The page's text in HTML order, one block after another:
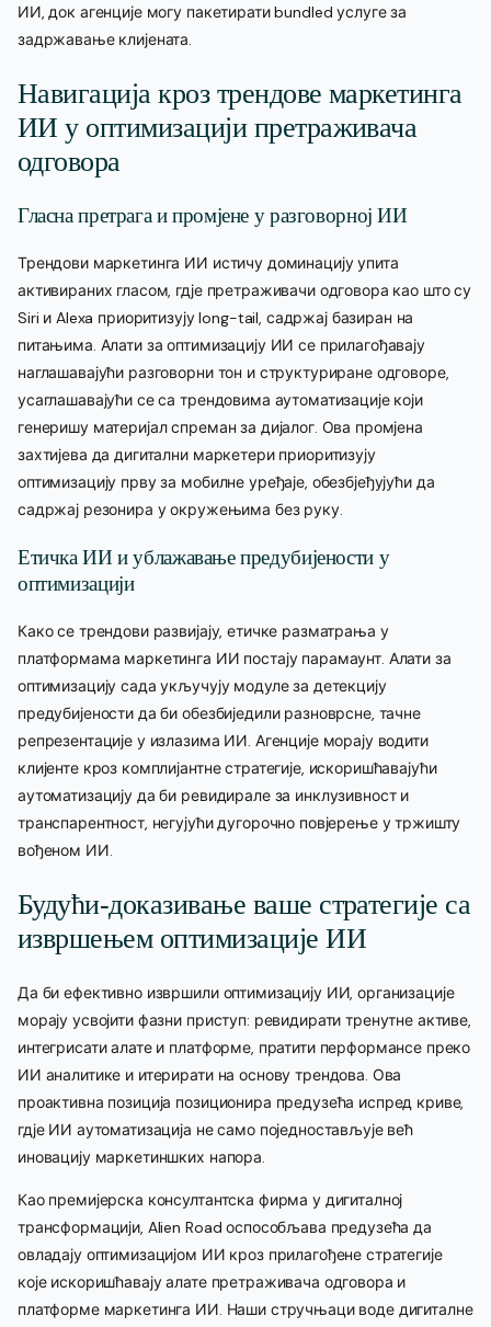
ИИ, док агенције могу пакетирати bundled услуге за
задржавање клијената.
Навигација кроз трендове маркетинга
ИИ у оптимизацији претраживача
одговора
Гласна претрага и промјене у разговорној ИИ
Трендови маркетинга ИИ истичу доминацију упита
активираних гласом, гдје претраживачи одговора као што су
Siri и Alexa приоритизују long-tail, садржај базиран на
питањима. Алати за оптимизацију ИИ се прилагођавају
наглашавајући разговорни тон и структуриране одговоре,
усаглашавајући се са трендовима аутоматизације који
генеришу материјал спреман за дијалог. Ова промјена
захтијева да дигитални маркетери приоритизују
оптимизацију прву за мобилне уређаје, обезбјеђујући да
садржај резонира у окружењима без руку.
Етичка ИИ и ублажавање предубијености у
оптимизацији
Како се трендови развијају, етичке разматрања у
платформама маркетинга ИИ постају парамаунт. Алати за
оптимизацију сада укључују модуле за детекцију
предубијености да би обезбиједили разноврсне, тачне
репрезентације у излазима ИИ. Агенције морају водити
клијенте кроз комплијантне стратегије, искоришћавајући
аутоматизацију да би ревидирале за инклузивност и
транспарентност, негујући дугорочно повјерење у тржишту
вођеном ИИ.
Будући-доказивање ваше стратегије са
извршењем оптимизације ИИ
Да би ефективно извршили оптимизацију ИИ, организације
морају усвојити фазни приступ: ревидирати тренутне активе,
интегрисати алате и платформе, пратити перформансе преко
ИИ аналитике и итерирати на основу трендова. Ова
проактивна позиција позиционира предузећа испред криве,
гдје ИИ аутоматизација не само поједностављује већ
иновацију маркетиншких напора.
Као премијерска консултантска фирма у дигиталној
трансформацији, Alien Road оспособљава предузећа да
овладају оптимизацијом ИИ кроз прилагођене стратегије
које искоришћавају алате претраживача одговора и
платформе маркетинга ИИ. Наши стручњаци воде дигиталне